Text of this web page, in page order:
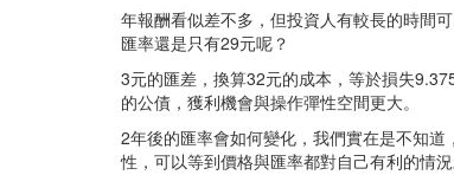
年報酬看似差不多，但投資人有較長的時間
匯率還是只有29元呢？
3元的匯差，換算32元的成本，等於損失
的公債，獲利機會與操作彈性空間更大。
2年後的匯率會如何變化，我們實在是不知
性，可以等到價格與匯率都對自己有利的情況